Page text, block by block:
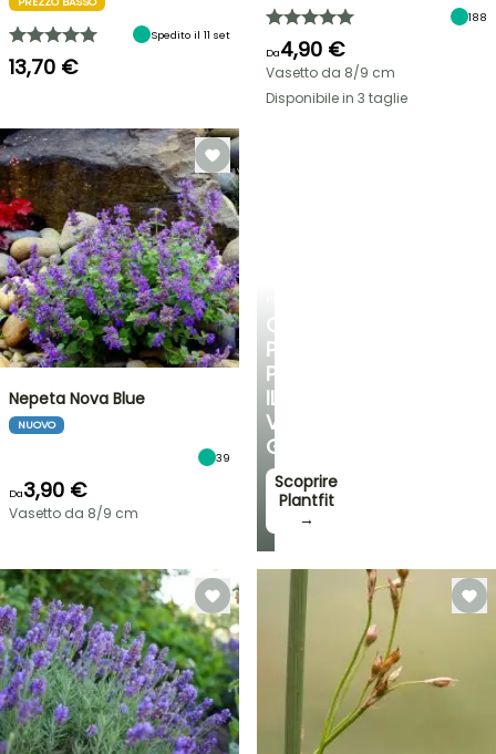
CONSIGLI
PERSONALIZZATI
PER
IL
VOSTRO
GIARDINO
Scoprire
Plantfit
→
Spedito il 11 set
13,70 €
188
Da4,90 €
Vasetto da 8/9 cm
Disponibile in 3 taglie
Nepeta Nova Blue
NUOVO
39
Da3,90 €
Vasetto da 8/9 cm